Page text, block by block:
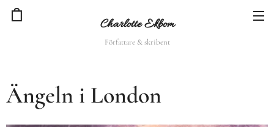
Charlotte Ekbom
Författare & skribent
Ängeln i London